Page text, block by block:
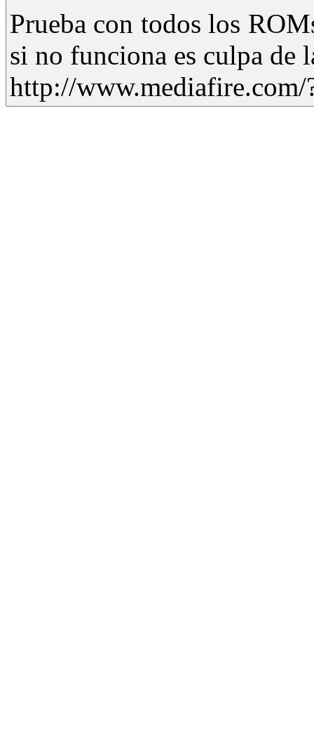
Prueba con todos los
si no funciona es culpa de
http://